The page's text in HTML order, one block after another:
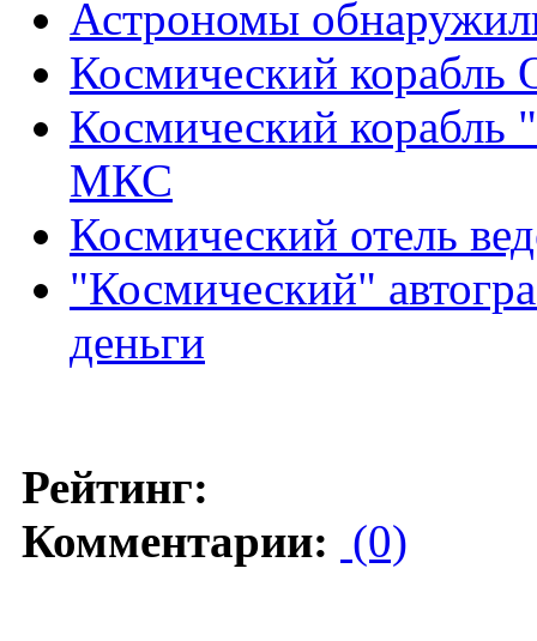
Астрономы
Космический корабль
Космический
МКС
Космический отель
"Космический"
деньги
Рейтинг:
Комментарии: (0)